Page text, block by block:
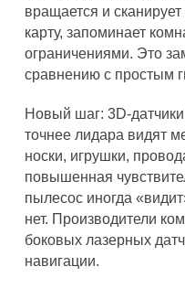
вращается и
карту, запоминает
ограничениями. Это
сравнению с простым
Новый шаг: 3D-
точнее лидара видят
носки, игрушки,
повышенная
пылесос иногда
нет. Производители
боковых лазерных
навигации.